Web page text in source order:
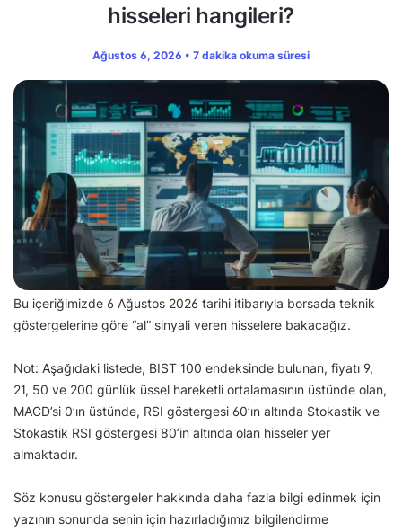
hisseleri hangileri?
Ağustos 6, 2026 • 7 dakika okuma süresi
Bu içeriğimizde 6 Ağustos 2026 tarihi itibarıyla borsada teknik
göstergelerine göre “al” sinyali veren hisselere bakacağız.
Not: Aşağıdaki listede, BIST 100 endeksinde bulunan, fiyatı 9,
21, 50 ve 200 günlük üssel hareketli ortalamasının üstünde olan,
MACD’si 0’ın üstünde, RSI göstergesi 60’ın altında Stokastik ve
Stokastik RSI göstergesi 80’in altında olan hisseler yer
almaktadır.
Söz konusu göstergeler hakkında daha fazla bilgi edinmek için
yazının sonunda senin için hazırladığımız bilgilendirme